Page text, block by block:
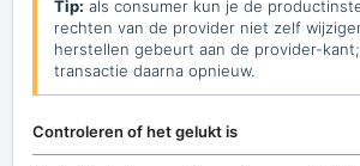
Tip: als consumer kun je de
rechten van de provider niet zelf
herstellen gebeurt aan de provider-
transactie daarna opnieuw.
Controleren of het gelukt is